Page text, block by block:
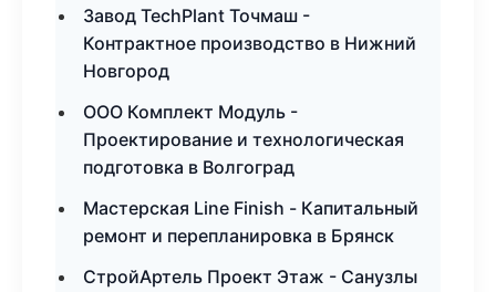
Завод TechPlant Точмаш -
Контрактное производство в Нижний
Новгород
ООО Комплект Модуль -
Проектирование и технологическая
подготовка в Волгоград
Мастерская Line Finish - Капитальный
ремонт и перепланировка в Брянск
СтройАртель Проект Этаж - Санузлы